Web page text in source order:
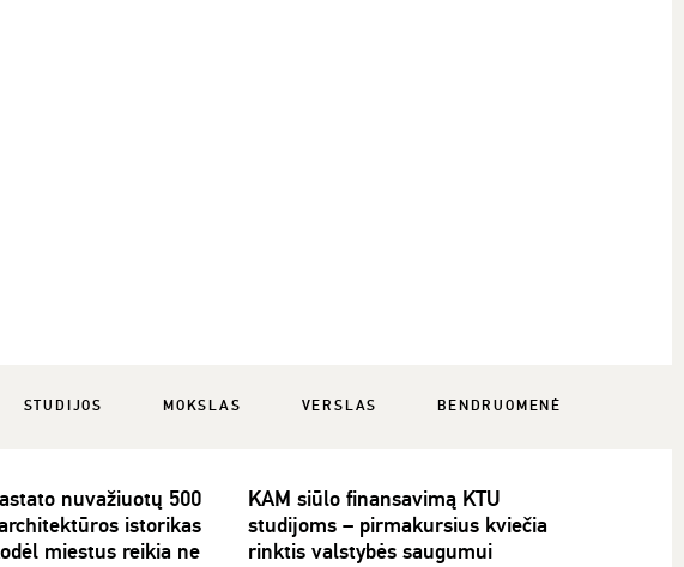
STUDIJOS MOKSLAS VERSLAS BENDRUOMENĖ
nuvažiuotų 500
istorikas
miestus reikia ne
KAM siūlo finansavimą KTU
studijoms – pirmakursius kviečia
rinktis valstybės saugumui